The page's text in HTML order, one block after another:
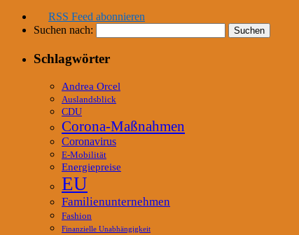
RSS Feed abonnieren
Suchen nach:
Schlagwörter
Andrea Orcel
Auslandsblick
CDU
Corona-Maßnahmen
Coronavirus
E-Mobilität
Energiepreise
EU
Familienunternehmen
Fashion
Finanzielle Unabhängigkeit